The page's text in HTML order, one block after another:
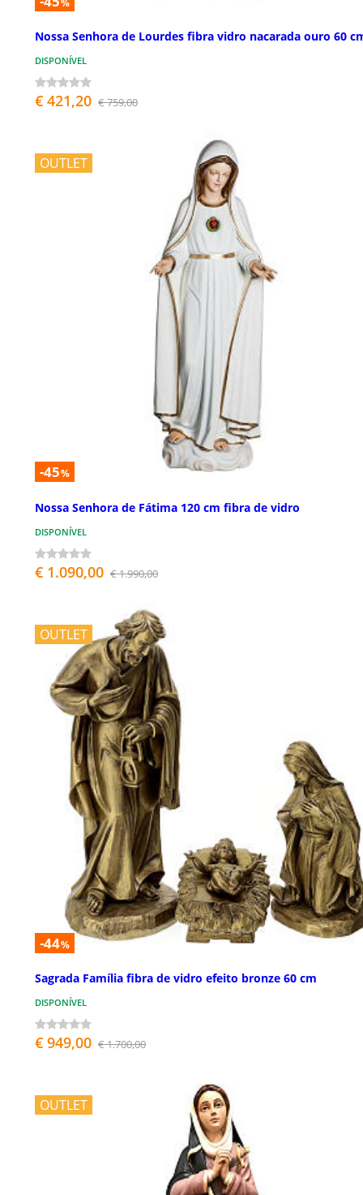
Nossa Senhora de Lourdes fibra vidro nacarada ouro 60
DISPONÍVEL
€ 421,20 € 759,00
OUTLET
-45%
Nossa Senhora de Fátima 120 cm fibra de vidro
DISPONÍVEL
€ 1.090,00 € 1.990,00
OUTLET
-44%
Sagrada Família fibra de vidro efeito bronze 60 cm
DISPONÍVEL
€ 949,00 € 1.700,00
OUTLET